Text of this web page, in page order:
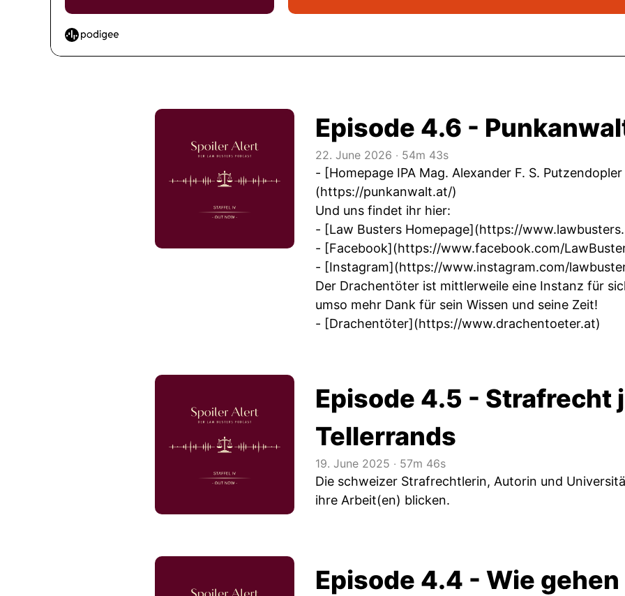
Episode 4.6 -
22. June 2026 ‧ 54m 43s
- [Homepage IPA Mag. Alexander F. S.
(https://punkanwalt.at/)
Und uns findet ihr hier:
- [Law Busters Homepage](https://
- [Facebook](https://www.facebook.com/
- [Instagram](https://www.instagram.com/
Der Drachentöter ist mittlerweile eine Instanz für
umso mehr Dank für sein Wissen und seine Zeit!
- [Drachentöter](https://www.drachentoeter.at)
Episode 4.5 - Strafrecht
Tellerrands
19. June 2025 ‧ 57m 46s
Die schweizer Strafrechtlerin, Autorin und
ihre Arbeit(en) blicken.
Episode 4.4 - Wie